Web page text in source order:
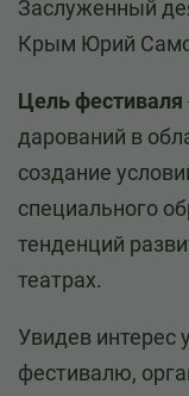
Заслуженный
Крым Юрий
Цель фестиваля
дарований в
создание
специального
тенденций
театрах.
Увидев интерес
фестивалю,